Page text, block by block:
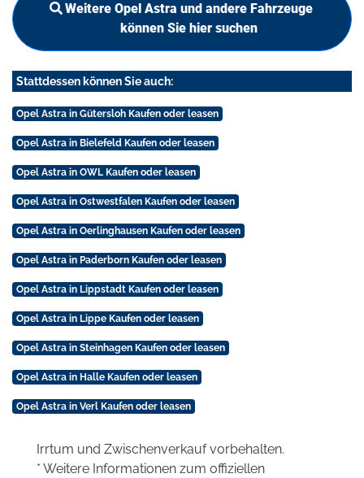
Weitere Opel Astra und andere Fahrzeuge
können Sie hier suchen
Stattdessen können Sie auch:
Opel Astra in Gütersloh Kaufen oder leasen
Opel Astra in Bielefeld Kaufen oder leasen
Opel Astra in OWL Kaufen oder leasen
Opel Astra in Ostwestfalen Kaufen oder leasen
Opel Astra in Oerlinghausen Kaufen oder leasen
Opel Astra in Paderborn Kaufen oder leasen
Opel Astra in Lippstadt Kaufen oder leasen
Opel Astra in Lippe Kaufen oder leasen
Opel Astra in Steinhagen Kaufen oder leasen
Opel Astra in Halle Kaufen oder leasen
Opel Astra in Verl Kaufen oder leasen
Irrtum und Zwischenverkauf vorbehalten.
* Weitere Informationen zum offiziellen